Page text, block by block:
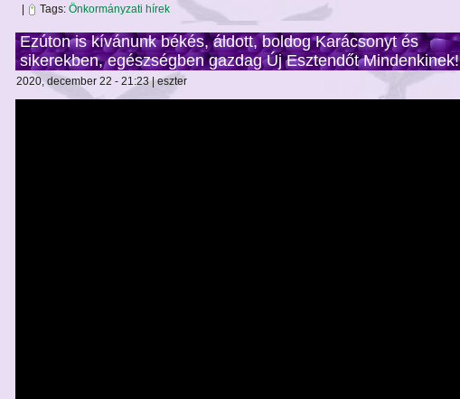
|
Tags: Önkormányzati hírek
Ezúton is kívánunk békés, áldott, boldog Karácsonyt és
sikerekben, egészségben gazdag Új Esztendőt Mindenkinek!
2020, december 22 - 21:23 | eszter